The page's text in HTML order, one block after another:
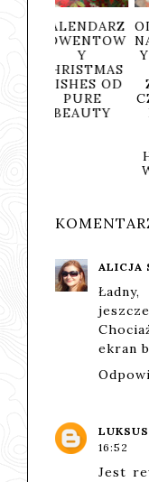
ODŻYWCZO-
NAWILŻAJĄC
Y KREM DO
CIAŁA O
ZAPACHU
CZEKOLADY
I KAWY -
WELLNESS
ALICJA
ekran
16:52
Jest